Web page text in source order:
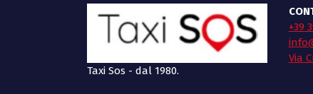
Taxi Sos - dal 1980.
+39
Via